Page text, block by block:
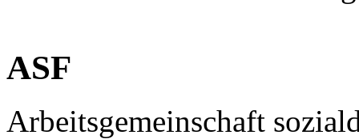
ASF
Arbeitsgemeinschaft